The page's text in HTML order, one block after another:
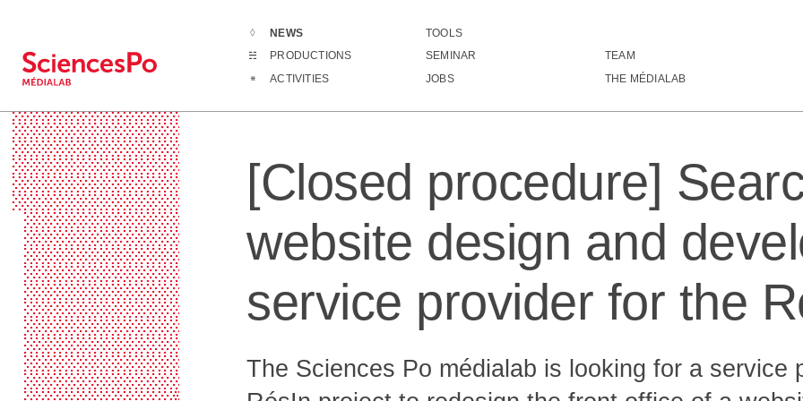
NEWS
PRODUCTIONS
ACTIVITIES
TOOLS
SEMINAR
JOBS
TEAM
THE MÉDIALAB
News [Closed procedure] Search for a website design and development service
[Closed procedure]
website design and
service provider for the
The Sciences Po médialab is looking for a service